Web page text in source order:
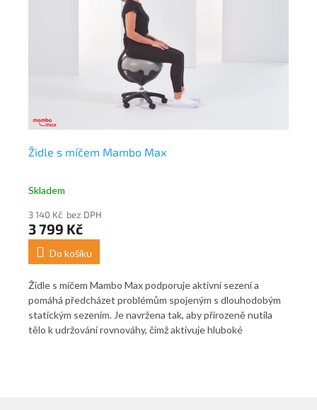
Židle s míčem Mambo Max
Skladem
3 140 Kč bez DPH
3 799 Kč
Do košíku
Židle s míčem Mambo Max podporuje aktivní sezení a
pomáhá předcházet problémům spojeným s dlouhodobým
statickým sezením. Je navržena tak, aby přirozeně nutila
tělo k udržování rovnováhy, čímž aktivuje hluboké